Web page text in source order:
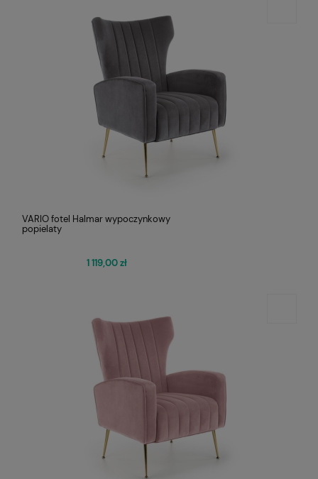
VARIO fotel Halmar wypoczynkowy
popielaty
1 119,00 zł